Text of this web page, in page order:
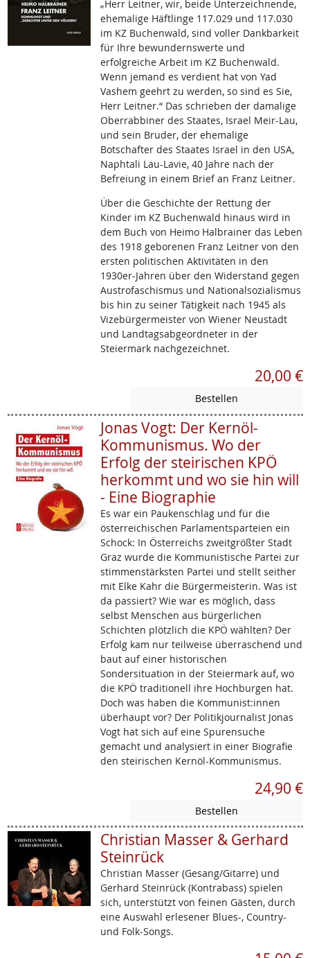
„Herr Leitner, wir, beide Unterzeichnende,
ehemalige Häftlinge 117.029 und 117.030
im KZ Buchenwald, sind voller Dankbarkeit
für Ihre bewundernswerte und
erfolgreiche Arbeit im KZ Buchenwald.
Wenn jemand es verdient hat von Yad
Vashem geehrt zu werden, so sind es Sie,
Herr Leitner.“ Das schrieben der damalige
Oberrabbiner des Staates, Israel Meir-Lau,
und sein Bruder, der ehemalige
Botschafter des Staates Israel in den USA,
Naphtali Lau-Lavie, 40 Jahre nach der
Befreiung in einem Brief an Franz Leitner.
Über die Geschichte der Rettung der
Kinder im KZ Buchenwald hinaus wird in
dem Buch von Heimo Halbrainer das Leben
des 1918 geborenen Franz Leitner von den
ersten politischen Aktivitäten in den
1930er-Jahren über den Widerstand gegen
Austrofaschismus und Nationalsozialismus
bis hin zu seiner Tätigkeit nach 1945 als
Vizebürgermeister von Wiener Neustadt
und Landtagsabgeordneter in der
Steiermark nachgezeichnet.
20,00 €
Jonas Vogt: Der Kernöl-
Kommunismus. Wo der
Erfolg der steirischen KPÖ
herkommt und wo sie hin will
- Eine Biographie
Es war ein Paukenschlag und für die
österreichischen Parlamentsparteien ein
Schock: In Österreichs zweitgrößter Stadt
Graz wurde die Kommunistische Partei zur
stimmenstärksten Partei und stellt seither
mit Elke Kahr die Bürgermeisterin. Was ist
da passiert? Wie war es möglich, dass
selbst Menschen aus bürgerlichen
Schichten plötzlich die KPÖ wählten? Der
Erfolg kam nur teilweise überraschend und
baut auf einer historischen
Sondersituation in der Steiermark auf, wo
die KPÖ traditionell ihre Hochburgen hat.
Doch was haben die Kommunist:innen
überhaupt vor? Der Politikjournalist Jonas
Vogt hat sich auf eine Spurensuche
gemacht und analysiert in einer Biografie
den steirischen Kernöl-Kommunismus.
24,90 €
Christian Masser & Gerhard
Steinrück
Christian Masser (Gesang/Gitarre) und
Gerhard Steinrück (Kontrabass) spielen
sich, unterstützt von feinen Gästen, durch
eine Auswahl erlesener Blues-, Country-
und Folk-Songs.